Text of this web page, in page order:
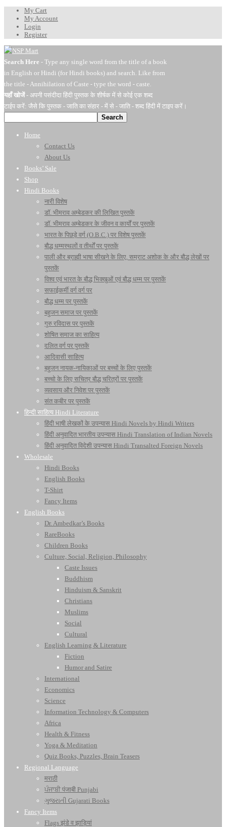
My Cart
My Account
Login
Register
Search Here - Type any single word from the title of a book
in English or Hindi (for Hindi books) and search. Like from
the title - Annihilation of Caste - type the word - caste.
यहाँ खोजें- अपनी पसंदीदा हिंदी पुस्तक के शीर्षक में से कोई एक शब्द
टाईप करें: जैसे कि पुस्तक - जाति का संहार - में से - जाति - शब्द हिंदी में टाइप करें।
Search
Home
Contact Us
About Us
Books’ Sale
Shop
Hindi Books
नारी विशेष
डॉ. भीमराव अम्बेडकर की लिखित पुस्तकें
डॉ. भीमराव अम्बेडकर के जीवन व कार्यों पर पुस्तकें
भारत के पिछड़े वर्ग (O.B.C.) पर विशेष पुस्तकें
बौद्ध धम्मस्थलों व तीर्थों पर पुस्तकें
पाली और ब्राह्मी भाषा सीखने के लिए, सम्राट अशोक के और बौद्ध लेखों पर
पुस्तकें
विश्व एवं भारत के बौद्ध भिक्खुओं एवं बौद्ध धम्म पर पुस्तकें
सफाईकर्मी वर्ग वर्ग पर
बौद्ध धम्म पर पुस्तकें
बहुजन समाज पर पुस्तकें
गुरु रविदास पर पुस्तकें
शोषित समाज का साहित्य
दलित वर्ग पर पुस्तकें
आदिवासी साहित्य
बहुजन नायक-नायिकाओं पर बच्चों के लिए पुस्तकें
बच्चो के लिए सचित्र बौद्ध चरित्रों पर पुस्तकें
व्यवसाय और निवेश पर पुस्तकें
संत कबीर पर पुस्तकें
हिन्दी साहित्य Hindi Literature
हिंदी भाषी लेखकों के उपन्यास Hindi Novels by Hindi Writers
हिंदी अनुवादित भारतीय उपन्यास Hindi Translation of Indian Novels
हिंदी अनुवादित विदेशी उपन्यास Hindi Transalted Foreign Novels
Wholesale
Hindi Books
English Books
T-Shirt
Fancy Items
English Books
Dr. Ambedkar’s Books
RareBooks
Children Books
Culture, Social, Religion, Philosophy
Caste Issues
Buddhism
Hinduism & Sanskrit
Christians
Muslims
Social
Cultural
English Learning & Literature
Fiction
Humor and Satire
International
Economics
Science
Information Technology & Computers
Africa
Health & Fitness
Yoga & Meditation
Quiz Books, Puzzles, Brain Teasers
Regional Language
मराठी
ਪੰਜਾਬੀ पंजाबी Punjabi
ગુજરાતી Gujarati Books
Fancy Items
Flags झंडे व झाड़ियां